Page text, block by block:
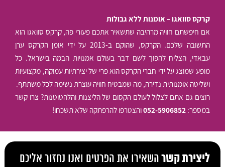
קרקס סוואגו – אומנות ללא גבולות
אם חיפשתם חוויה מרהיבה שתשאיר אתכם פעורי פה, קרקס סוואגו הוא
התשובה שלכם. הקרקס, שהוקם ב-2013 על ידי אומן הקרקס ערן
עבאדי, הצליח להפוך לשם דבר בעולם אמנויות הבמה בישראל. כל
מופע שמוצג על ידי חברי הקרקס הוא פרי של יצירתיות עמוקה, מקצועיות
ושליטה אומנותית נדירה, מה שמבטיח חוויה עוצרת נשימה לכל משתתף.
רוצים גם אתם לצלול לעולם הקסום של הליצנות והלהטוטנות? צרו קשר
במספר:052-5906852והצטרפו להרפתקה שלא תשכחו!
ליצירת קשרהשאירו את הפרטים ואנו נחזור אליכם